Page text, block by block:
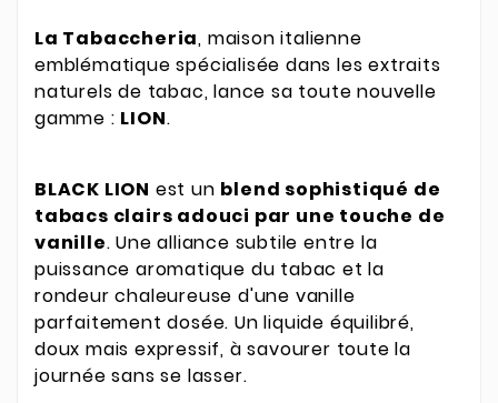
La Tabaccheria, maison italienne
emblématique spécialisée dans les extraits
naturels de tabac, lance sa toute nouvelle
gamme : LION.
BLACK LION est un blend sophistiqué de
tabacs clairs adouci par une touche de
vanille. Une alliance subtile entre la
puissance aromatique du tabac et la
rondeur chaleureuse d'une vanille
parfaitement dosée. Un liquide équilibré,
doux mais expressif, à savourer toute la
journée sans se lasser.